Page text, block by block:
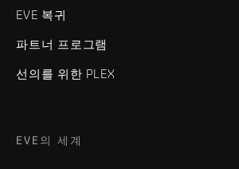
EVE 복귀
파트너 프로그램
선의를 위한 PLEX
EVE의 세계